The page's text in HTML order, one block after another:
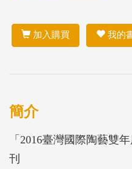
加入購買 我的
簡介
「2016臺灣國際陶藝雙
刊